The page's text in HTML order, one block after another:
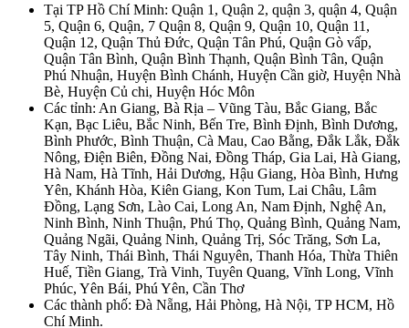
Tại TP Hồ Chí Minh: Quận 1, Quận 2, quận 3, quận 4, Quận
5, Quận 6, Quận, 7 Quận 8, Quận 9, Quận 10, Quận 11,
Quận 12, Quận Thủ Đức, Quận Tân Phú, Quận Gò vấp,
Quận Tân Bình, Quận Bình Thạnh, Quận Bình Tân, Quận
Phú Nhuận, Huyện Bình Chánh, Huyện Cần giờ, Huyện Nhà
Bè, Huyện Củ chi, Huyện Hóc Môn
Các tỉnh: An Giang, Bà Rịa – Vũng Tàu, Bắc Giang, Bắc
Kạn, Bạc Liêu, Bắc Ninh, Bến Tre, Bình Định, Bình Dương,
Bình Phước, Bình Thuận, Cà Mau, Cao Bằng, Đắk Lắk, Đắk
Nông, Điện Biên, Đồng Nai, Đồng Tháp, Gia Lai, Hà Giang,
Hà Nam, Hà Tĩnh, Hải Dương, Hậu Giang, Hòa Bình, Hưng
Yên, Khánh Hòa, Kiên Giang, Kon Tum, Lai Châu, Lâm
Đồng, Lạng Sơn, Lào Cai, Long An, Nam Định, Nghệ An,
Ninh Bình, Ninh Thuận, Phú Thọ, Quảng Bình, Quảng Nam,
Quảng Ngãi, Quảng Ninh, Quảng Trị, Sóc Trăng, Sơn La,
Tây Ninh, Thái Bình, Thái Nguyên, Thanh Hóa, Thừa Thiên
Huế, Tiền Giang, Trà Vinh, Tuyên Quang, Vĩnh Long, Vĩnh
Phúc, Yên Bái, Phú Yên, Cần Thơ
Các thành phố: Đà Nẵng, Hải Phòng, Hà Nội, TP HCM, Hồ
Chí Minh.